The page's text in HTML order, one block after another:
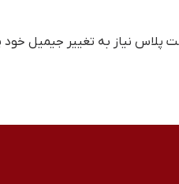
پلاس نیاز به تغییر جیمیل خود